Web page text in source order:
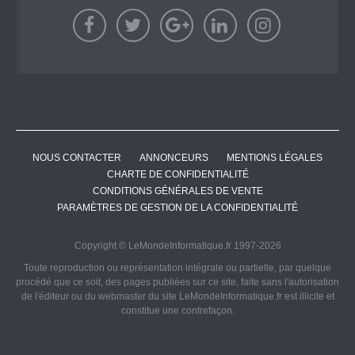
NOUS CONTACTER ANNONCEURS
MENTIONS LÉGALES
CHARTE DE CONFIDENTIALITÉ
CONDITIONS GÉNÉRALES DE VENTE
PARAMÈTRES DE GESTION DE LA CONFIDENTIALITÉ
Copyright © LeMondeInformatique.fr 1997-2026
Toute reproduction ou représentation intégrale ou partielle, par quelque
procédé que ce soit, des pages publiées sur ce site, faite sans l'autorisation
de l'éditeur ou du webmaster du site LeMondeInformatique.fr est illicite et
constitue une contrefaçon.